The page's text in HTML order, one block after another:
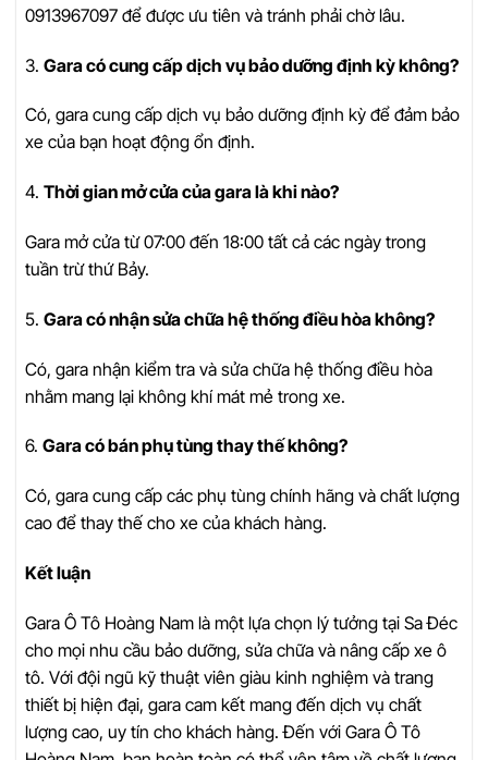
0913967097 để được ưu tiên và tránh phải chờ lâu.
3. Gara có cung cấp dịch vụ bảo dưỡng định kỳ không?
Có, gara cung cấp dịch vụ bảo dưỡng định kỳ để đảm bảo
xe của bạn hoạt động ổn định.
4. Thời gian mở cửa của gara là khi nào?
Gara mở cửa từ 07:00 đến 18:00 tất cả các ngày trong
tuần trừ thứ Bảy.
5. Gara có nhận sửa chữa hệ thống điều hòa không?
Có, gara nhận kiểm tra và sửa chữa hệ thống điều hòa
nhằm mang lại không khí mát mẻ trong xe.
6. Gara có bán phụ tùng thay thế không?
Có, gara cung cấp các phụ tùng chính hãng và chất lượng
cao để thay thế cho xe của khách hàng.
Kết luận
Gara Ô Tô Hoàng Nam là một lựa chọn lý tưởng tại Sa Đéc
cho mọi nhu cầu bảo dưỡng, sửa chữa và nâng cấp xe ô
tô. Với đội ngũ kỹ thuật viên giàu kinh nghiệm và trang
thiết bị hiện đại, gara cam kết mang đến dịch vụ chất
lượng cao, uy tín cho khách hàng. Đến với Gara Ô Tô